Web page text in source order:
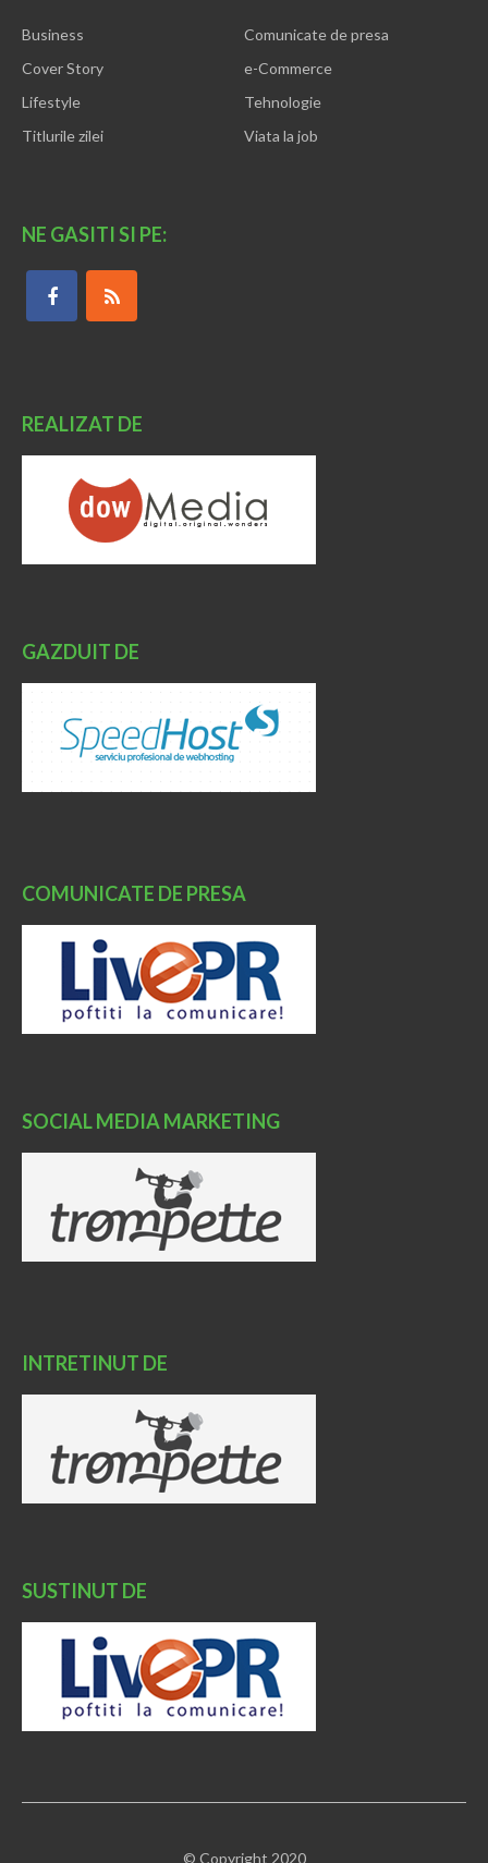
Business
Comunicate de presa
Cover Story
e-Commerce
Lifestyle
Tehnologie
Titlurile zilei
Viata la job
NE GASITI SI PE:
REALIZAT DE
GAZDUIT DE
COMUNICATE DE PRESA
SOCIAL MEDIA MARKETING
INTRETINUT DE
SUSTINUT DE
© Copyright 2020